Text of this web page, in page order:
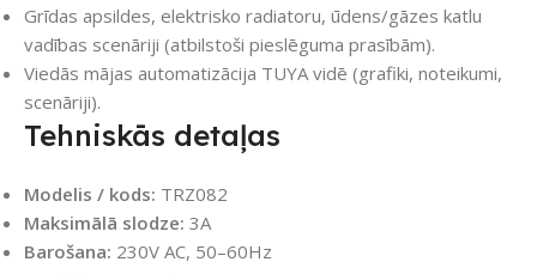
Grīdas apsildes, elektrisko radiatoru, ūdens/gāzes katlu
vadības scenāriji (atbilstoši pieslēguma prasībām).
Viedās mājas automatizācija TUYA vidē (grafiki, noteikumi,
scenāriji).
Tehniskās detaļas
Modelis / kods: TRZ082
Maksimālā slodze: 3A
Barošana: 230V AC, 50–60Hz